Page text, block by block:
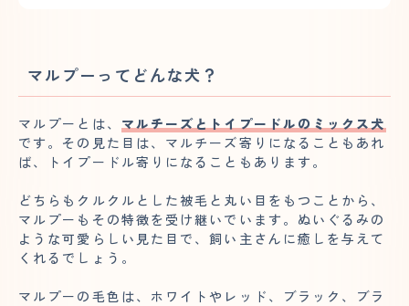
マルプーってどんな犬？
マルプーとは、 マルチーズとトイプードルのミックス犬
です。その見た目は、マルチーズ寄りになることもあれ
ば、トイプードル寄りになることもあります。
どちらもクルクルとした被毛と丸い目をもつことから、
マルプーもその特徴を受け継いでいます。ぬいぐるみの
ような可愛らしい見た目で、飼い主さんに癒しを与えて
くれるでしょう。
マルプーの毛色は、ホワイトやレッド、ブラック、ブラ